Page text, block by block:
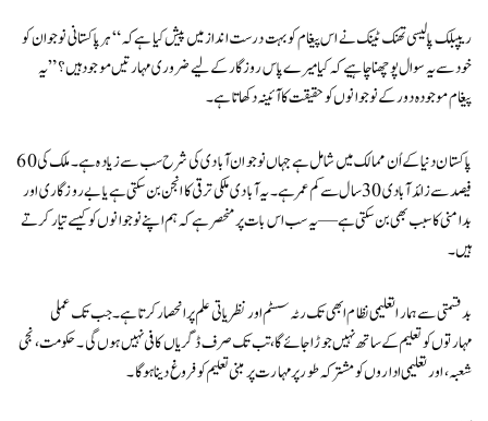
ریپبلک پالیسی تھنک ٹینک نے اس پیغام کو بہت درست انداز میں پیش کیا ہے کہ “ہر پاکستانی نوجوان کو
خود سے یہ سوال پوچھنا چاہیے کہ کیا میرے پاس روزگار کے لیے ضروری مہارتیں موجود ہیں؟” یہ
پیغام موجودہ دور کے نوجوانوں کو حقیقت کا آئینہ دکھاتا ہے۔
پاکستان دنیا کے اُن ممالک میں شامل ہے جہاں نوجوان آبادی کی شرح سب سے زیادہ ہے۔ ملک کی 60
فیصد سے زائد آبادی 30 سال سے کم عمر ہے۔ یہ آبادی ملکی ترقی کا انجن بن سکتی ہے یا بے روزگاری اور
بدامنی کا سبب بھی بن سکتی ہے—یہ سب اس بات پر منحصر ہے کہ ہم اپنے نوجوانوں کو کیسے تیار کرتے
ہیں۔
بدقسمتی سے ہمارا تعلیمی نظام ابھی تک رٹہ سسٹم اور نظریاتی علم پر انحصار کرتا ہے۔ جب تک عملی
مہارتوں کو تعلیم کے ساتھ نہیں جوڑا جائے گا، تب تک صرف ڈگریاں کافی نہیں ہوں گی۔ حکومت، نجی
شعبہ، اور تعلیمی اداروں کو مشترکہ طور پر مہارت پر مبنی تعلیم کو فروغ دینا ہوگا۔